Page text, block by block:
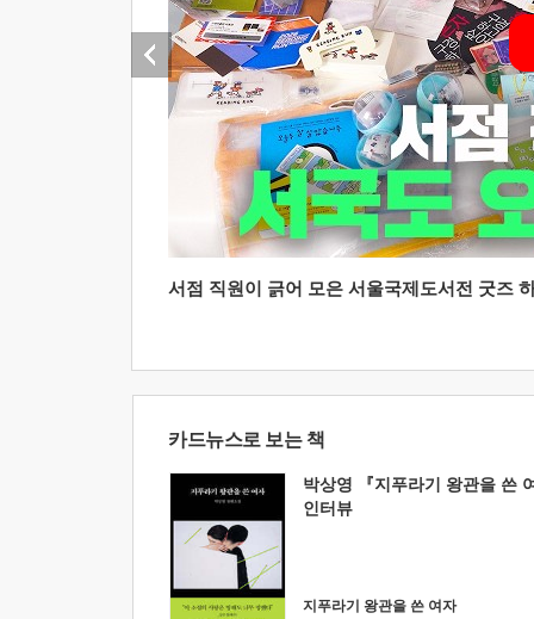
서점 직원이 긁어 모은 서울국제도서전 굿즈
카드뉴스로 보는 책
박상영 『지푸라기 왕관을 쓴
인터뷰
지푸라기 왕관을 쓴 여자